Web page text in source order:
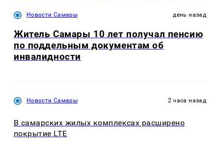
Новости Самары день назад
Житель Самары 10 лет получал пенсию
по поддельным документам об
инвалидности
Новости Самары 2 часа назад
В самарских жилых комплексах расширено
покрытие LTE